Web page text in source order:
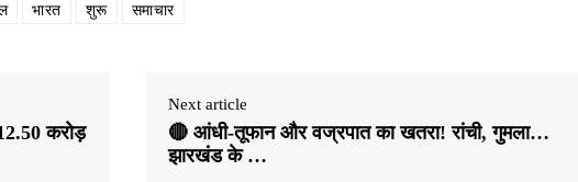
भारत शुरू समाचार
करोड़
Next article
🔴 आंधी-तूफान और वज्रपात का खतरा! रांची, गुमला…
झारखंड के …